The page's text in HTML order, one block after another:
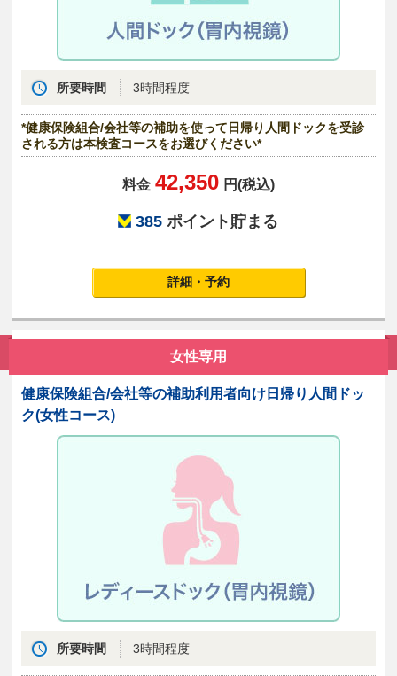
所要時間 3時間程度
*健康保険組合/会社等の補助を使って日帰り人間ドックを受診
される方は本検査コースをお選びください*
料金 42,350 円(税込)
385 ポイント貯まる
詳細・予約
女性専用
健康保険組合/会社等の補助利用者向け日帰り人間ドッ
ク(女性コース)
所要時間 3時間程度